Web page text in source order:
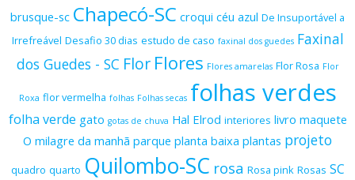
brusque-sc Chapecó-SC croqui céu azul De Insuportável a
Irrefreável Desafio 30 dias estudo de caso faxinal dos guedes Faxinal
dos Guedes - SC Flor Flores Flores amarelas Flor Rosa Flor
Roxa flor vermelha folhas Folhas secas folhas verdes
folha verde gato gotas de chuva Hal Elrod interiores livro maquete
O milagre da manhã parque planta baixa plantas projeto
quadro quarto Quilombo-SC rosa Rosa pink Rosas SC